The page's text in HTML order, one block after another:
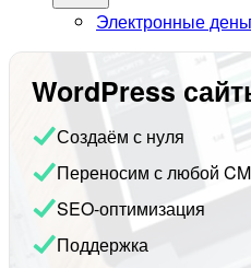
меню
Электронные
WordPress
Создаём с нуля
Переносим с любой
SEO-оптимизация
Поддержка